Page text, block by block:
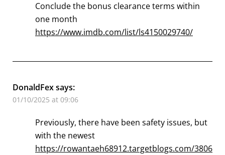
Conclude the bonus clearance terms within
one month
https://www.imdb.com/list/ls4150029740/
DonaldFexsays:
01/10/2025 at 09:06
Previously, there have been safety issues, but
with the newest
https://rowantaeh68912.targetblogs.com/3806